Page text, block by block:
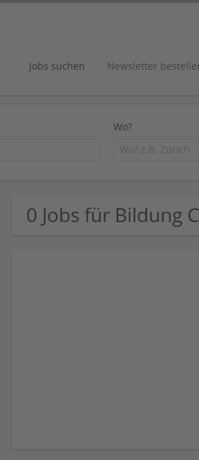
Jobs suchen Newsletter
Wo?
0 Jobs für Bildung